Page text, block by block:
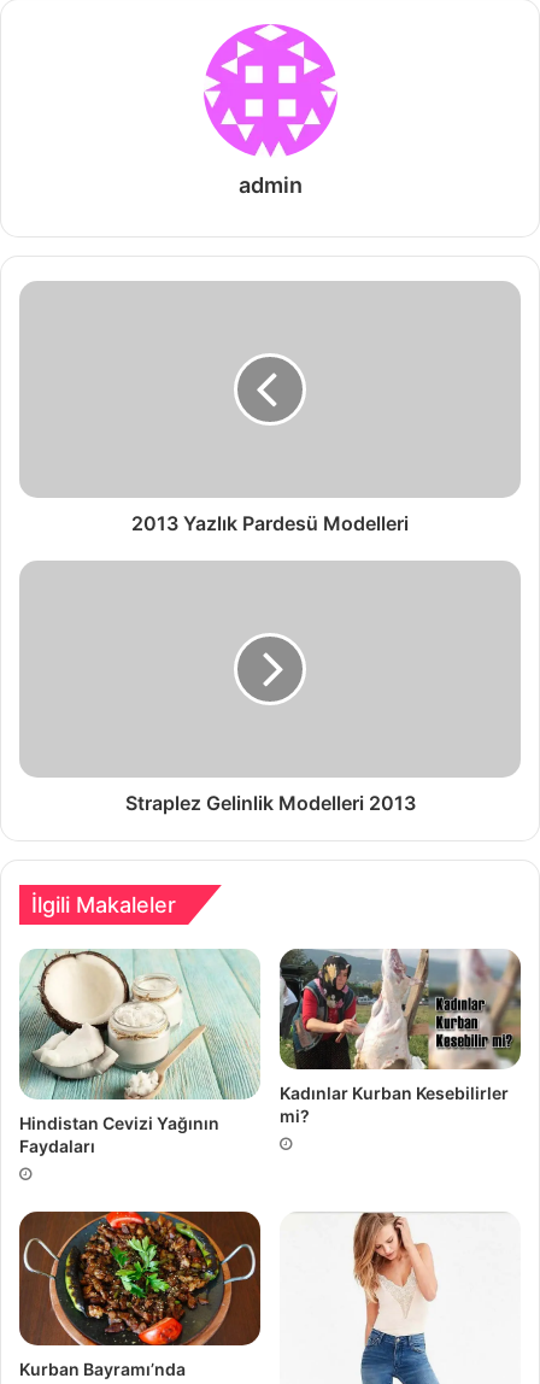
admin
2013 Yazlık Pardesü Modelleri
Straplez Gelinlik Modelleri 2013
İlgili Makaleler
Hindistan Cevizi Yağının
Faydaları
Kadınlar Kurban Kesebilirler
mi?
Kurban Bayramı’nda